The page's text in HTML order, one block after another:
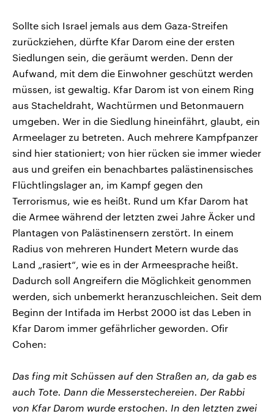
Sollte sich Israel jemals aus dem Gaza-Streifen
zurückziehen, dürfte Kfar Darom eine der ersten
Siedlungen sein, die geräumt werden. Denn der
Aufwand, mit dem die Einwohner geschützt werden
müssen, ist gewaltig. Kfar Darom ist von einem Ring
aus Stacheldraht, Wachtürmen und Betonmauern
umgeben. Wer in die Siedlung hineinfährt, glaubt, ein
Armeelager zu betreten. Auch mehrere Kampfpanzer
sind hier stationiert; von hier rücken sie immer wieder
aus und greifen ein benachbartes palästinensisches
Flüchtlingslager an, im Kampf gegen den
Terrorismus, wie es heißt. Rund um Kfar Darom hat
die Armee während der letzten zwei Jahre Äcker und
Plantagen von Palästinensern zerstört. In einem
Radius von mehreren Hundert Metern wurde das
Land „rasiert“, wie es in der Armeesprache heißt.
Dadurch soll Angreifern die Möglichkeit genommen
werden, sich unbemerkt heranzuschleichen. Seit dem
Beginn der Intifada im Herbst 2000 ist das Leben in
Kfar Darom immer gefährlicher geworden. Ofir
Cohen:
Das fing mit Schüssen auf den Straßen an, da gab es
auch Tote. Dann die Messerstechereien. Der Rabbi
von Kfar Darom wurde erstochen. In den letzten zwei